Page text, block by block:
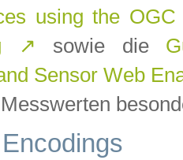
using the
↗ sowie die
Sensor Web